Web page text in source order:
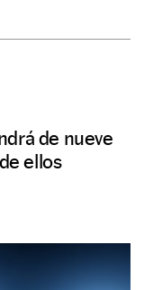
de nueve
ellos